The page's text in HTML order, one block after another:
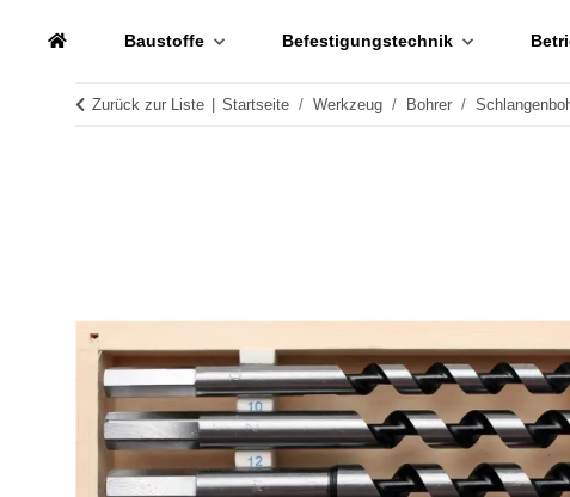
Baustoffe Befestigungstechnik
Zurück zur Liste Startseite Werkzeug Bohrer